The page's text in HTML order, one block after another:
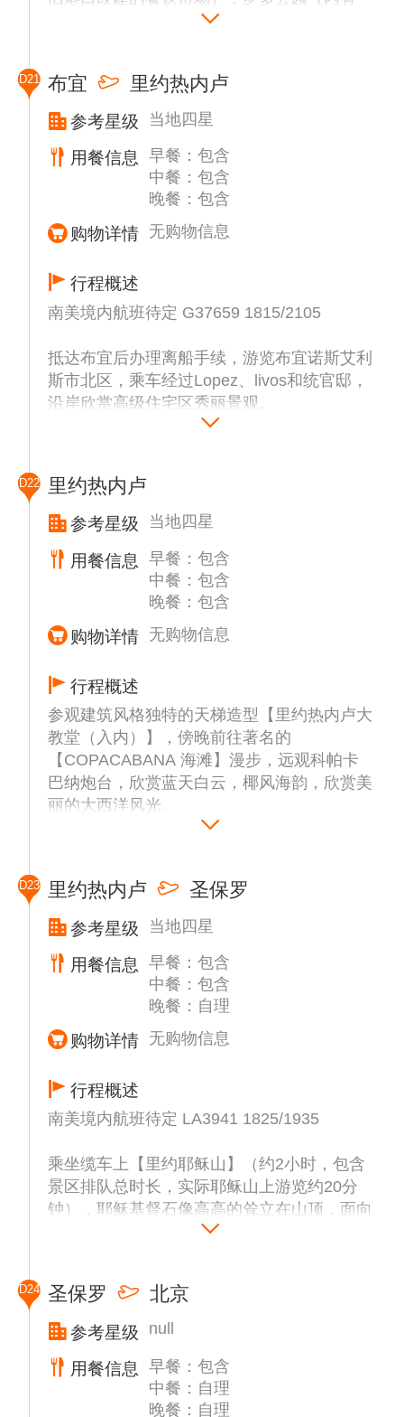
尊台北市政府送的孔子雕塑），外观南方共同
D21 布宜 里约热内卢
参考星级 当地四星
用餐信息
早餐：包含
中餐：包含
晚餐：包含
购物详情 无购物信息
行程概述
南美境内航班待定 G37659 1815/2105
抵达布宜后办理离船手续，游览布宜诺斯艾利
斯市北区，乘车经过Lopez、livos和统官邸，
沿岸欣赏高级住宅区秀丽景观。
下午参观布宜市区内的森林公园（约45分
馆），特别安排世界第二美剧院书店改建的咖
啡厅El Ateneo书店饮用（自费）下午茶，感
受世界最美书店的静谧与悠闲。
后搭乘航班前往里约热内卢。
D22 里约热内卢
参考星级 当地四星
用餐信息
早餐：包含
中餐：包含
晚餐：包含
购物详情 无购物信息
行程概述
参观建筑风格独特的天梯造型【里约热内卢大
教堂（入内）】，傍晚前往著名的
【COPACABANA 海滩】漫步，远观科帕卡
巴纳炮台，欣赏蓝天白云，椰风海韵，欣赏美
丽的大西洋风光。
之后参观2014年世界杯决赛的举办球场-马拉
晚上享用著名的【巴西烤肉餐】。
D23 里约热内卢 圣保罗
参考星级 当地四星
用餐信息
早餐：包含
中餐：包含
晚餐：自理
购物详情 无购物信息
行程概述
南美境内航班待定 LA3941 1825/1935
乘坐缆车上【里约耶稣山】（约2小时，包含
景区排队总时长，实际耶稣山上游览约20分
钟），耶稣基督石像高高的耸立在山顶，面向
浩瀚的大西洋，您可同高耸入云的耶稣伸手像
午餐后前往【塞勒隆台阶】。这是位于巴西里
约热内卢的一处著名地标，连接拉帕
（Lapa）和圣特雷莎（Santa Teresa）两个街
区。这段楼梯共有215级，约125米，由智利
艺术家乔治·塞勒隆（Jorge Selarón）于1990
年开始改造，直至2013年去世。
D24 圣保罗 北京
参考星级 null
用餐信息
早餐：包含
中餐：自理
晚餐：自理